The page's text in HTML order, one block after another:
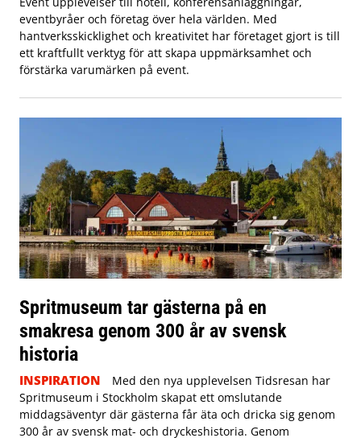
eventbyråer och företag över hela världen. Med
hantverksskicklighet och kreativitet har företaget gjort is till
ett kraftfullt verktyg för att skapa uppmärksamhet och
förstärka varumärken på event.
Spritmuseum tar gästerna på en
smakresa genom 300 år av svensk
historia
INSPIRATION
Med den nya upplevelsen Tidsresan har
Spritmuseum i Stockholm skapat ett omslutande
middagsäventyr där gästerna får äta och dricka sig genom
300 år av svensk mat- och dryckeshistoria. Genom